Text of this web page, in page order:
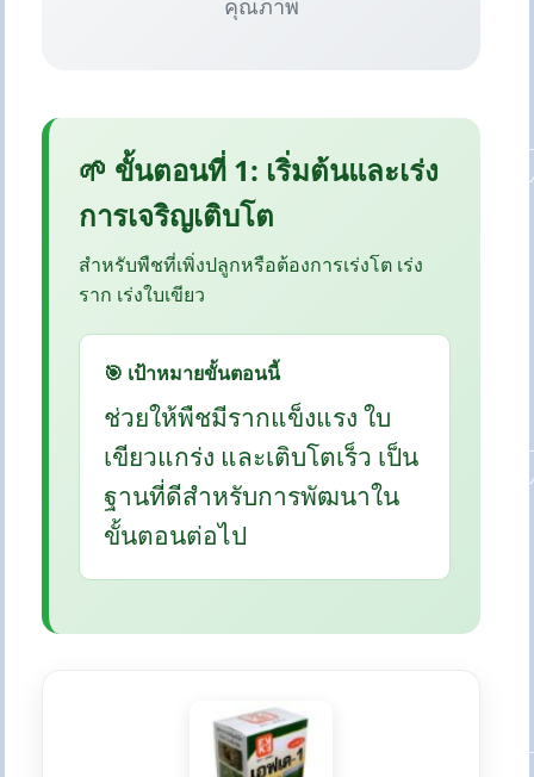
คุณภาพ
🌱 ขั้นตอนที่ 1: เริ่มต้นและเร่ง
การเจริญเติบโต
สำหรับพืชที่เพิ่งปลูกหรือต้องการเร่งโต เร่ง
ราก เร่งใบเขียว
🎯 เป้าหมายขั้นตอนนี้
ช่วยให้พืชมีรากแข็งแรง ใบ
เขียวแกร่ง และเติบโตเร็ว เป็น
ฐานที่ดีสำหรับการพัฒนาใน
ขั้นตอนต่อไป